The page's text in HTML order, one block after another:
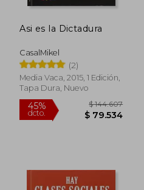
Asi es la Dictadura
CasalMikel
(2)
Media Vaca, 2015, 1 Edición,
Tapa Dura, Nuevo